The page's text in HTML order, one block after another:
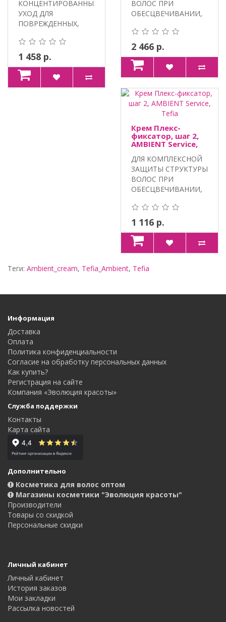
Service, Tefia
КОНЦЕНТИРОВАННЫЙ
УХОД ДЛЯ
ПОВРЕЖДЕННЫХ,
ЛОМКИХ ВОЛОС...
1 458 р.
ВОЛОС ПРИ
ОБЕСЦВЕЧИВАНИИ,
ХИМИЧЕС..
2 466 р.
Крем Плекс-
фиксатор, шаг 2,
AMBIENT Service,
ДЛЯ КОМПЛЕКСНОЙ
ЗАЩИТЫ СТРУКТУРЫ
ВОЛОС ПРИ
ОБЕСЦВЕЧИВАНИИ,
ХИМИЧЕС..
1 116 р.
Теги: Ambient_cream, Tefia_Ambient, Tefia
Информация
Доставка
Оплата
Политика конфиденциальности
Согласие на обработку персональных данных
Как купить?
Регистрация на сайте
Компания «Эволюция красоты»
Служба поддержки
Контакты
Карта сайта
Дополнительно
Косметика для волос оптом
Магазины косметики "Эволюция красоты"
Производители
Товары со скидкой
Персональные скидки
Личный кабинет
Личный кабинет
История заказов
Мои закладки
Рассылка новостей